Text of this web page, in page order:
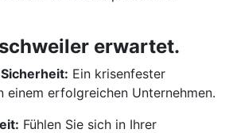
erwartet.
Ein krisenfester
einem erfolgreichen Unternehmen.
Fühlen Sie sich in Ihrer